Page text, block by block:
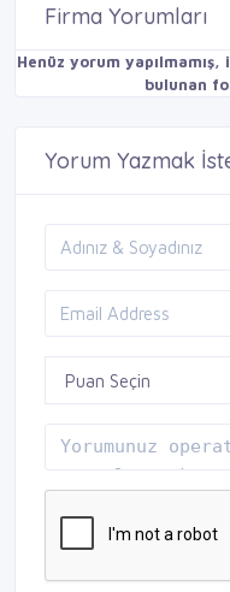
Firma Yorumları
Henüz yorum
bulunan
Yorum Yazmak